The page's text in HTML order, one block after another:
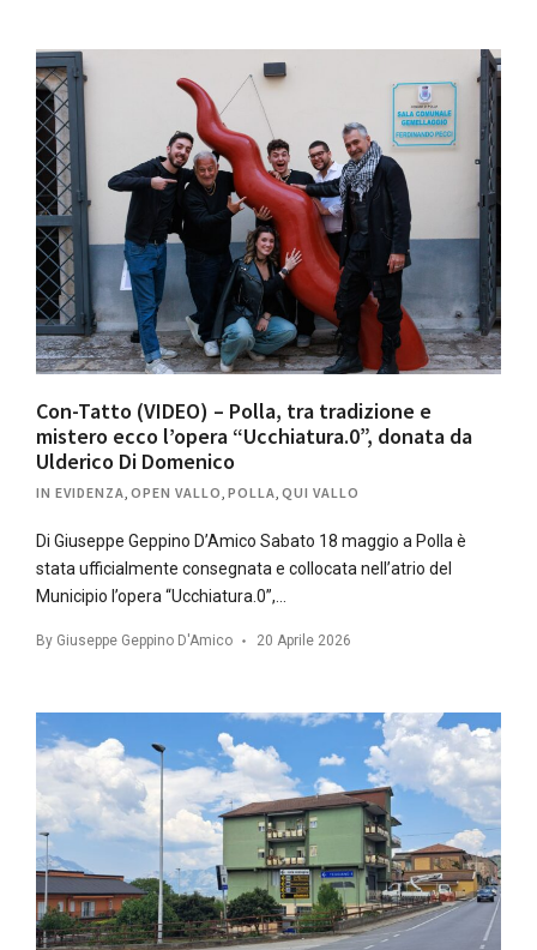
Con-Tatto (VIDEO) – Polla, tra tradizione e
mistero ecco l’opera “Ucchiatura.0”, donata da
Ulderico Di Domenico
IN EVIDENZA, OPEN VALLO, POLLA, QUI VALLO
Di Giuseppe Geppino D’Amico Sabato 18 maggio a Polla è
stata ufficialmente consegnata e collocata nell’atrio del
Municipio l’opera “Ucchiatura.0”,…
By Giuseppe Geppino D'Amico 20 Aprile 2026